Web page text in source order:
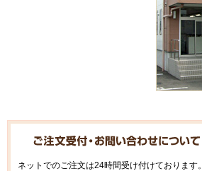
ネットでのご注文は24時間受け付けております。